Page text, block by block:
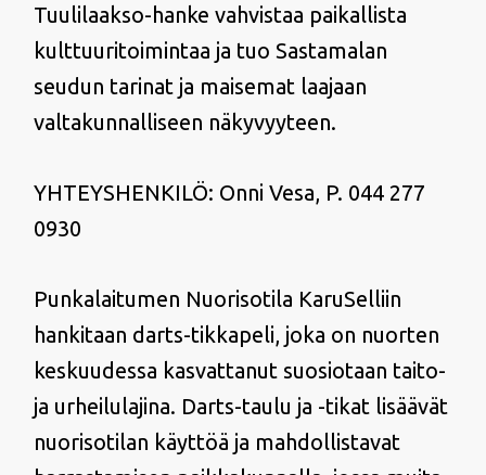
Tuulilaakso-hanke vahvistaa paikallista
kulttuuritoimintaa ja tuo Sastamalan
seudun tarinat ja maisemat laajaan
valtakunnalliseen näkyvyyteen.
YHTEYSHENKILÖ: Onni Vesa, P. 044 277
0930
Punkalaitumen Nuorisotila KaruSelliin
hankitaan darts-tikkapeli, joka on nuorten
keskuudessa kasvattanut suosiotaan taito-
ja urheilulajina. Darts-taulu ja -tikat lisäävät
nuorisotilan käyttöä ja mahdollistavat